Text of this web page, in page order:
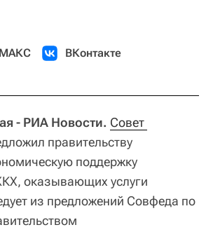
МАКС ВКонтакте
- РИА Новости. Совет
правительству
поддержку
оказывающих услуги
из предложений Совфеда по